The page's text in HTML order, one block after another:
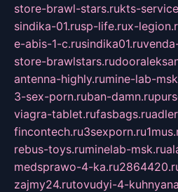
store-brawl-stars.rukts-
sindika-01.rusp-life.rux-
e-abis-1-c.rusindika01.ru
store-brawlstars.ru
antenna-highly.rumine-lab-
3-sex-porn.ruban-damn.ru
viagra-tablet.rufasbags.ru
fincontech.ru3sexporn.ru
rebus-toys.ruminelab-msk.ru
medsprawo-4-ka.ru
zajmy24.rutovudyi-4-